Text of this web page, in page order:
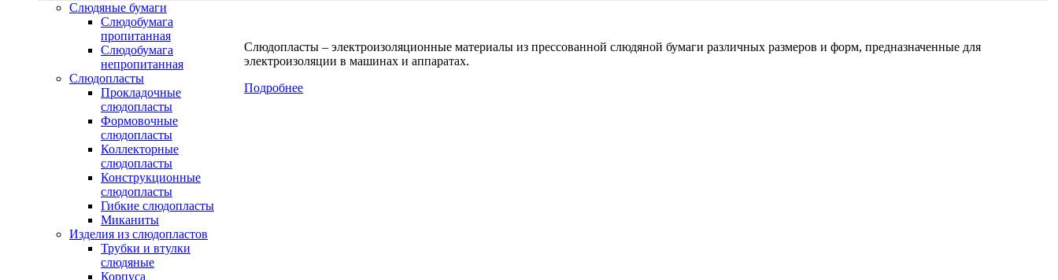
Слюдяные бумаги
Слюдобумага
пропитанная
Слюдобумага
непропитанная
Слюдопласты
Прокладочные
слюдопласты
Формовочные
слюдопласты
Коллекторные
слюдопласты
Конструкционные
слюдопласты
Гибкие слюдопласты
Миканиты
Изделия из слюдопластов
Трубки и втулки
слюдяные
Корпуса
Слюдопласты – электроизоляционные материалы из прессованной слюдяной бумаги различных размеров и форм, предназначенные для
электроизоляции в машинах и аппаратах.
Подробнее